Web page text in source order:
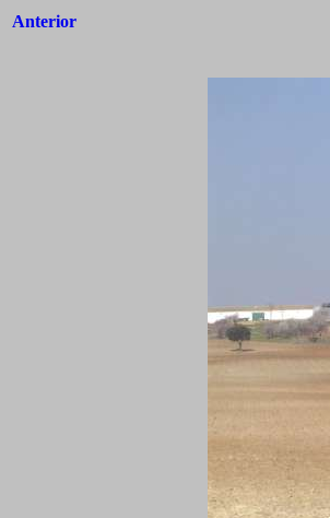
Anterior